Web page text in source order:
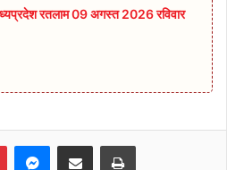
रतलाम 09 अगस्त 2026 रविवार
PinterestMessenger
Share via Email Print